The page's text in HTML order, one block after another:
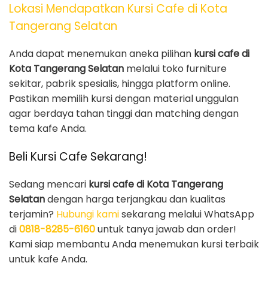
Lokasi Mendapatkan Kursi Cafe di Kota
Tangerang Selatan
Anda dapat menemukan aneka pilihan kursi cafe di
Kota Tangerang Selatan melalui toko furniture
sekitar, pabrik spesialis, hingga platform online.
Pastikan memilih kursi dengan material unggulan
agar berdaya tahan tinggi dan matching dengan
tema kafe Anda.
Beli Kursi Cafe Sekarang!
Sedang mencari kursi cafe di Kota Tangerang
Selatandengan harga terjangkau dan kualitas
terjamin? Hubungi kamisekarang melalui WhatsApp
di0818-8285-6160untuk tanya jawab dan order!
Kami siap membantu Anda menemukan kursi terbaik
untuk kafe Anda.